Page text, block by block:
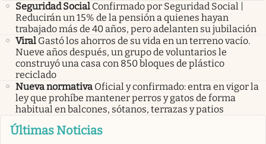
Seguridad Social Confirmado por Seguridad Social |
Reducirán un 15% de la pensión a quienes hayan
trabajado más de 40 años, pero adelanten su jubilación
Viral Gastó los ahorros de su vida en un terreno vacío.
Nueve años después, un grupo de voluntarios le
construyó una casa con 850 bloques de plástico
reciclado
Nueva normativa Oficial y confirmado: entra en vigor la
ley que prohíbe mantener perros y gatos de forma
habitual en balcones, sótanos, terrazas y patios
Últimas Noticias